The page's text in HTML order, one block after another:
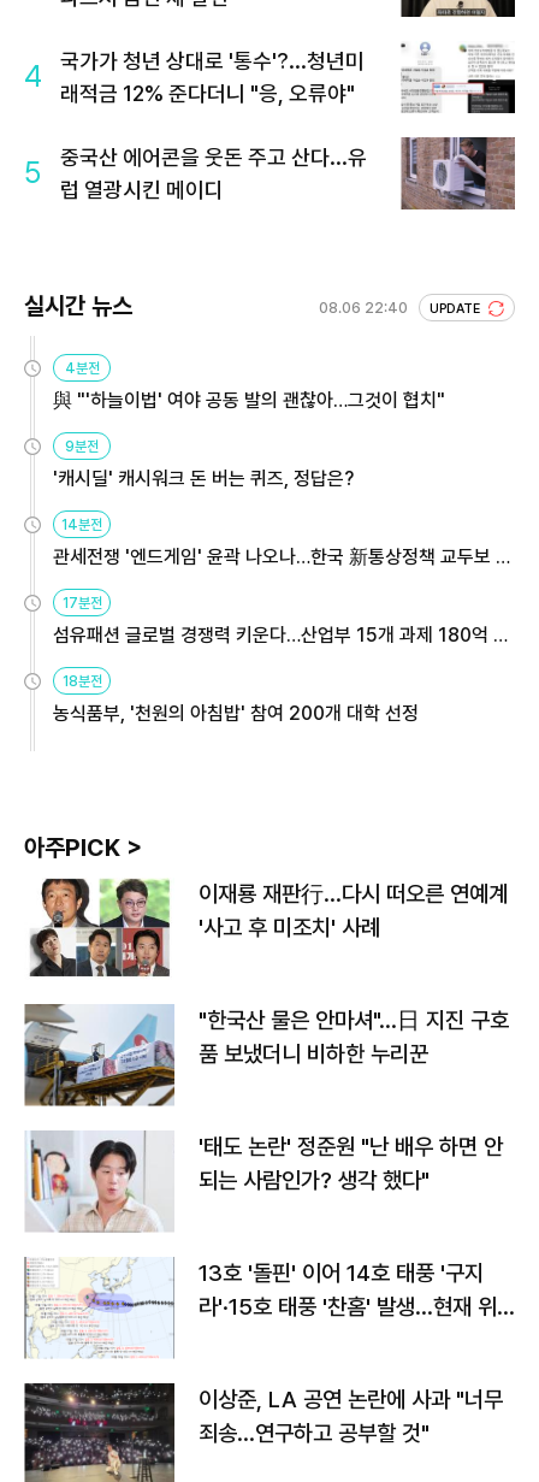
4
국가가 청년 상대로 '통수'?...청년미
래적금 12% 준다더니 "응, 오류야"
5
중국산 에어콘을 웃돈 주고 산다...유
럽 열광시킨 메이디
실시간 뉴스 08.06 22:40 UPDATE
4분전
與 "'하늘이법' 여야 공동 발의 괜찮아…그것이 협치"
9분전
'캐시딜' 캐시워크 돈 버는 퀴즈, 정답은?
14분전
관세전쟁 '엔드게임' 윤곽 나오나…한국 新통상정책 교두보 활
용해야
17분전
섬유패션 글로벌 경쟁력 키운다…산업부 15개 과제 180억 지
원
18분전
농식품부, '천원의 아침밥' 참여 200개 대학 선정
아주PICK >
이재룡 재판行…다시 떠오른 연예계
'사고 후 미조치' 사례
"한국산 물은 안마셔"…日 지진 구호
품 보냈더니 비하한 누리꾼
'태도 논란' 정준원 "난 배우 하면 안
되는 사람인가? 생각 했다"
13호 '돌핀' 이어 14호 태풍 '구지
라'·15호 태풍 '찬홈' 발생…현재 위
이상준, LA 공연 논란에 사과 "너무
죄송…연구하고 공부할 것"